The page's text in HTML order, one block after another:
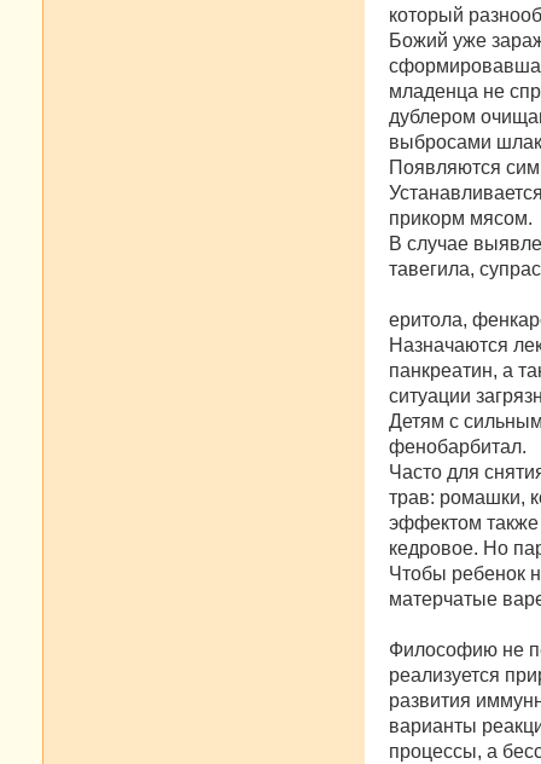
который
Божий уже
младенца не
дублером
выбросами
Появляются
прикорм мясом.
В случае
тавегила,
еритола,
Назначаются
панкреатин, а
ситуации
Детям с
фенобарбитал.
Часто для
трав: ромашки,
эффектом
кедровое. Но
Чтобы ребенок
матерчатые
Философию не
реализуется
развития
варианты
процессы, а